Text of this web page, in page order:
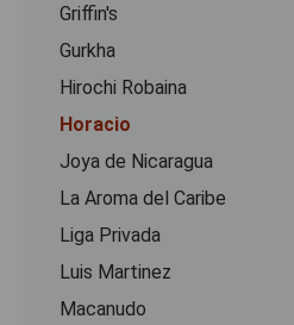
Griffin's
Gurkha
Hirochi Robaina
Horacio
Joya de Nicaragua
La Aroma del Caribe
Liga Privada
Luis Martinez
Macanudo